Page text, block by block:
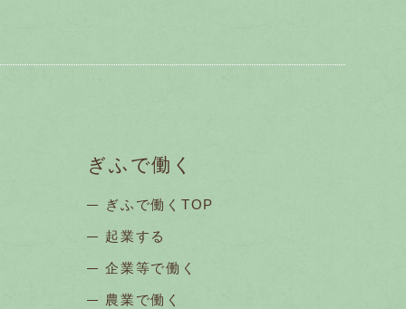
ぎふで働く
ぎふで働くTOP
起業する
企業等で働く
農業で働く